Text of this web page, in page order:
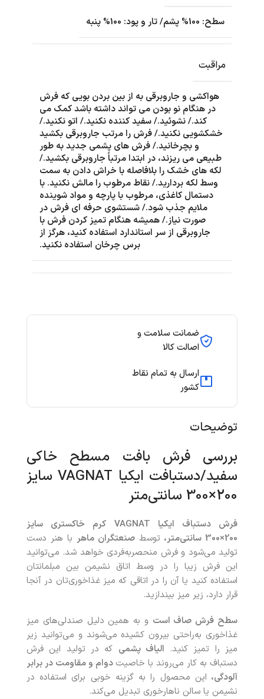
ضمانت سلامت و
اصالت کالا
ارسال به تمام نقاط
کشور
توضیحات
بررسی فرش بافت مسطح خاکی
سفید/دستبافت ایکیا VAGNAT سایز
200×300 سانتی‌متر
فرش دستباف ایکیا VAGNAT کرم خاکستری سایز
200×300 سانتی‌متر،
توسط صنعتگران ماهر با هنر دست
تولید می‌شود و فرش منحصربه‌فردی خواهد شد. می‌توانید
این فرش زیبا را در وسط اتاق نشیمن بین مبلمانتان
استفاده کنید یا آن را در اتاقی که میز غذاخوری‌تان در آنجا
قرار دارد، زیر میز بیندازید.
سطح فرش صاف است و به همین دلیل صندلی‌های میز
غذاخوری به‌راحتی بیرون کشیده می‌شوند و می‌توانید زیر
میز را تمیز کنید. الیاف پشمی که در تولید این فرش
دستباف به کار می‌روند با خاصیت دوام و مقاومت در برابر
آلودگی، این محصول را به گزینه خوبی برای استفاده در
نشیمن یا سالن ناهارخوری تبدیل می‌کند.
سطح: 100% پشم/ تار و پود: 100% پنبه
مراقبت
هواکشی و جاروبرقی به از بین بردن بویی که فرش
در هنگام نو بودن می تواند داشته باشد کمک می
کند./ نشوئید./ سفید کننده نکنید./ اتو نکنید./
خشکشویی نکنید./ فرش را مرتب جاروبرقی بکشید
و بچرخانید./ فرش های پشمی جدید به طور
طبیعی می ریزند، در ابتدا مرتباً جاروبرقی بکشید./
لکه های خشک را بلافاصله با خراش دادن به سمت
وسط لکه بردارید./ نقاط مرطوب را مالش نکنید. با
دستمال کاغذی، مرطوب با پارچه و مواد شوینده
ملایم جذب شود./ شستشوی حرفه ای فرش در
صورت نیاز./ همیشه هنگام تمیز کردن فرش با
جاروبرقی از سر استاندارد استفاده کنید، هرگز از
برس چرخان استفاده نکنید.